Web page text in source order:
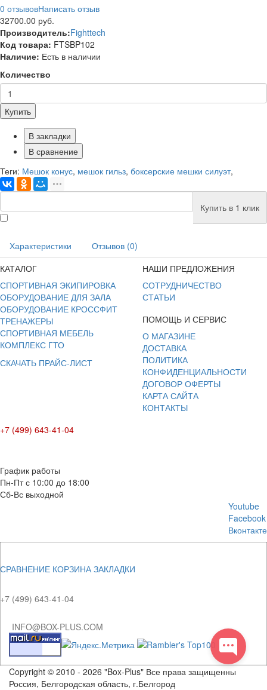
0 отзывовНаписать отзыв
32700.00 руб.
Производитель:Fighttech
Код товара: FTSBP102
Наличие: Есть в наличии
Количество
Купить
В закладки
В сравнение
Теги: Мешок конус, мешок гильз, боксерские мешки силуэт,
Купить в 1 клик
Характеристики
Отзывов (0)
КАТАЛОГ
СПОРТИВНАЯ ЭКИПИРОВКА
ОБОРУДОВАНИЕ ДЛЯ ЗАЛА
ОБОРУДОВАНИЕ КРОССФИТ
ТРЕНАЖЕРЫ
СПОРТИВНАЯ МЕБЕЛЬ
КОМПЛЕКС ГТО
СКАЧАТЬ ПРАЙС-ЛИСТ
НАШИ ПРЕДЛОЖЕНИЯ
СОТРУДНИЧЕСТВО
СТАТЬИ
ПОМОЩЬ И СЕРВИС
О МАГАЗИНЕ
ДОСТАВКА
ПОЛИТИКА
КОНФИДЕНЦИАЛЬНОСТИ
ДОГОВОР ОФЕРТЫ
КАРТА САЙТА
КОНТАКТЫ
+7 (499) 643-41-04
График работы
Пн-Пт с 10:00 до 18:00
Сб-Вс выходной
Youtube
Facebook
Вконтакте
СРАВНЕНИЕ КОРЗИНА ЗАКЛАДКИ
+7 (499) 643-41-04
INFO@BOX-PLUS.COM
Copyright © 2010 - 2026 "Box-Plus" Все права защищенны
Россия, Белгородская область, г.Белгород